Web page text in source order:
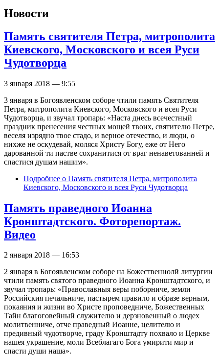
Новости
Память святителя Петра, митрополита
Киевского, Московского и всея Руси
Чудотворца
3 января 2018 — 9:55
3 января в Богоявленском соборе чтили память Святителя
Петра, митрополита Киевского, Московского и всея Руси
Чудотворца, и звучал тропарь: «Наста днесь всечестный
праздник пренесения честных мощей твоих, святителю Петре,
веселя изрядно твое стадо, и верное отечество, и люди, о
нихже не оскудевай, моляся Христу Богу, еже от Него
дарованной ти пастве сохранитися от враг ненаветованней и
спастися душам нашим».
Подробнее о Память святителя Петра, митрополита
Киевского, Московского и всея Руси Чудотворца
Память праведного Иоанна
Кронштадтского. Фоторепортаж.
Видео
2 января 2018 — 16:53
2 января в Богоявленском соборе на Божественнолй литургии
чтили память святого праведного Иоанна Кронштадтского, и
звучал тропарь: «Православныя веры поборниче, земли
Российския печальниче, пастырем правило и образе верным,
покаяния и жизни во Христе проповедниче, Божественных
Тайн благоговейный служителю и дерзновенный о людех
молитвенниче, отче праведный Иоанне, целителю и
предивный чудотворче, граду Кронштадту похвало и Церкве
нашея украшение, моли Всеблагаго Бога умирити мир и
спасти души наша».